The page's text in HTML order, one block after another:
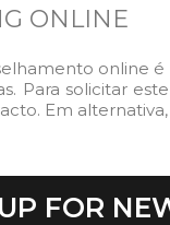
ONLINE
online
Para solicitar
Em
FOR